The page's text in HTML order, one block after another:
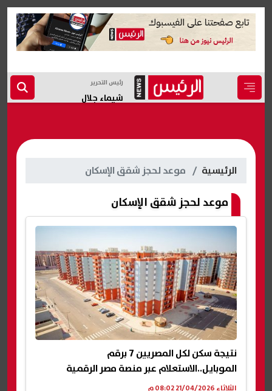
رئيس التحرير
شيماء جلال
الرئيسية موعد لحجز شقق الإسكان
موعد لحجز شقق الإسكان
نتيجة سكن لكل المصريين 7 برقم
الموبايل..الاستعلام عبر منصة مصر الرقمية
الثلاثاء 21/04/2026 08:02 م